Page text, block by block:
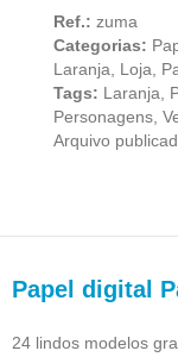
Ref.: zuma
Categorias:
Laranja
Loja
Tags: Laranja
Personagens
Arquivo
Papel digital
24 lindos modelos